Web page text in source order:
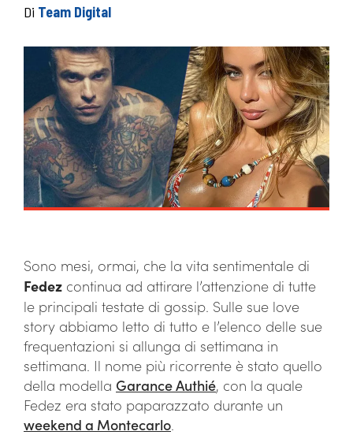
Di Team Digital
Sono mesi, ormai, che la vita sentimentale di
Fedez continua ad attirare l’attenzione di tutte
le principali testate di gossip. Sulle sue love
story abbiamo letto di tutto e l’elenco delle sue
frequentazioni si allunga di settimana in
settimana. Il nome più ricorrente è stato quello
della modella Garance Authié, con la quale
Fedez era stato paparazzato durante un
weekend a Montecarlo.